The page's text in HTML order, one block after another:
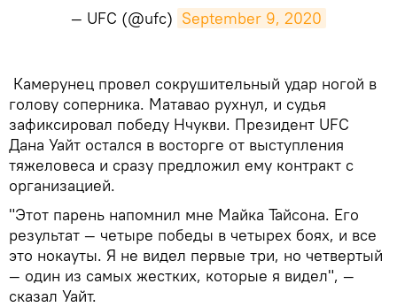
— UFC (@ufc) September 9, 2020
Камерунец провел сокрушительный удар ногой в
голову соперника. Матавао рухнул, и судья
зафиксировал победу Нчукви. Президент UFC
Дана Уайт остался в восторге от выступления
тяжеловеса и сразу предложил ему контракт с
организацией.
"Этот парень напомнил мне Майка Тайсона. Его
результат — четыре победы в четырех боях, и все
это нокауты. Я не видел первые три, но четвертый
— один из самых жестких, которые я видел", —
сказал Уайт.